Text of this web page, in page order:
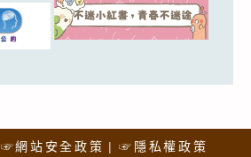
☞網站安全政策 ☞隱私權政策